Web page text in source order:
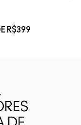
R$399